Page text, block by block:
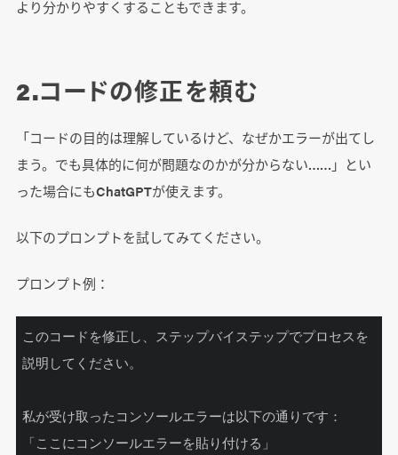
より分かりやすくすることもできます。
2.コードの修正を頼む
「コードの目的は理解しているけど、なぜかエラーが出てし
まう。でも具体的に何が問題なのかが分からない……」とい
った場合にもChatGPTが使えます。
以下のプロンプトを試してみてください。
プロンプト例：
このコードを修正し、ステップバイステップでプロセスを
説明してください。
私が受け取ったコンソールエラーは以下の通りです：
「ここにコンソールエラーを貼り付ける」